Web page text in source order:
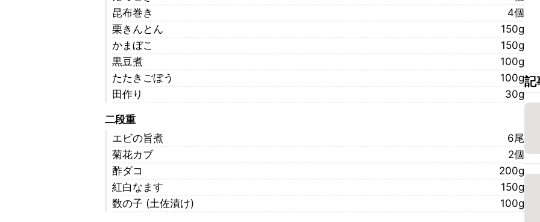
昆布巻き
4個
栗きんとん
150g
かまぼこ
150g
黒豆煮
100g
たたきごぼう
100g
田作り
30g
二段重
エビの旨煮
6尾
菊花カブ
2個
酢ダコ
200g
紅白なます
150g
数の子 (土佐漬け)
100g
記